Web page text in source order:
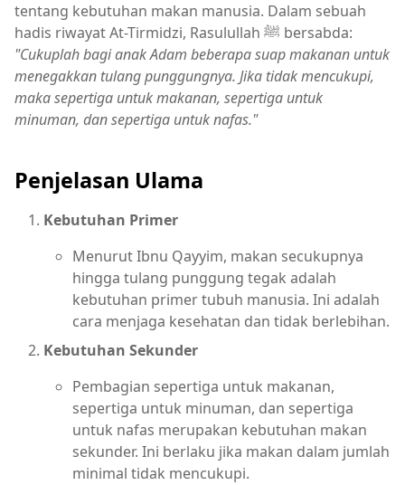
tentang kebutuhan makan manusia. Dalam sebuah
hadis riwayat At-Tirmidzi, Rasulullah ﷺ bersabda:
"Cukuplah bagi anak Adam beberapa suap makanan untuk
menegakkan tulang punggungnya. Jika tidak mencukupi,
maka sepertiga untuk makanan, sepertiga untuk
minuman, dan sepertiga untuk nafas."
Penjelasan Ulama
Kebutuhan Primer
Menurut Ibnu Qayyim, makan secukupnya
hingga tulang punggung tegak adalah
kebutuhan primer tubuh manusia. Ini adalah
cara menjaga kesehatan dan tidak berlebihan.
Kebutuhan Sekunder
Pembagian sepertiga untuk makanan,
sepertiga untuk minuman, dan sepertiga
untuk nafas merupakan kebutuhan makan
sekunder. Ini berlaku jika makan dalam jumlah
minimal tidak mencukupi.